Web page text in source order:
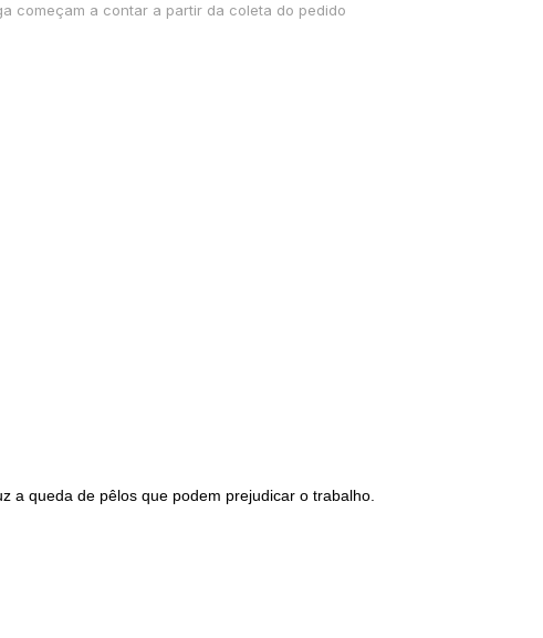
começam a contar a partir da coleta do pedido
a queda de pêlos que podem prejudicar o trabalho.